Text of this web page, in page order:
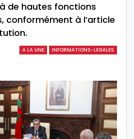
de hautes fonctions
conformément à l’article
A LA UNE INFORMATIONS-LEGALES